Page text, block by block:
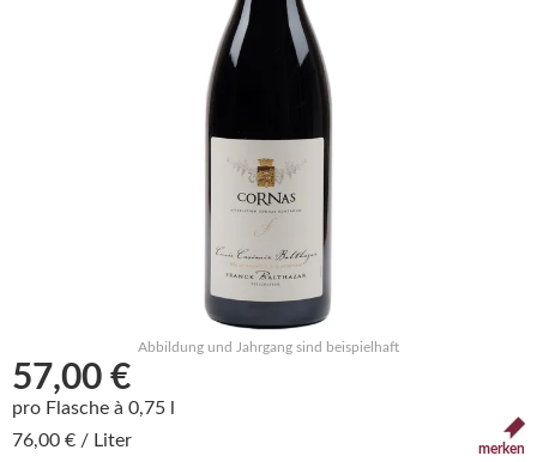
Abbildung und Jahrgang sind beispielhaft
57,00 €
pro Flasche à 0,75 l
76,00 € / Liter
merken